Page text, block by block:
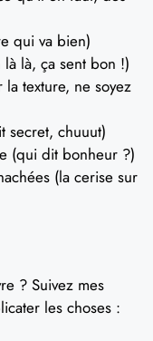
qui va bien)
là, ça sent bon !)
texture, ne soyez
secret, chuuut)
(qui dit bonheur ?)
(la cerise sur
? Suivez mes
les choses :